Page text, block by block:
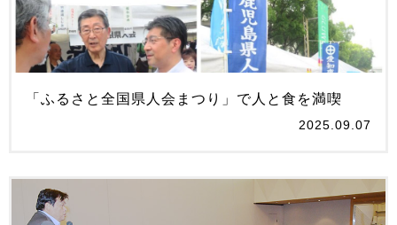
「ふるさと全国県人会まつり」で人と食を満喫
2025.09.07